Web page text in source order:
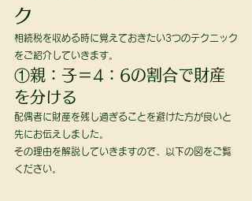
ク
相続税を収める時に覚えておきたい3つのテクニック
をご紹介していきます。
①親：子＝4：6の割合で財産
を分ける
配偶者に財産を残し過ぎることを避けた方が良いと
先にお伝えしました。
その理由を解説していきますので、以下の図をご覧
ください。